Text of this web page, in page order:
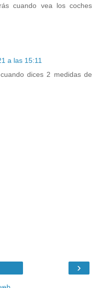
cuando vea los coches
a las 15:11
dices 2 medidas de
›